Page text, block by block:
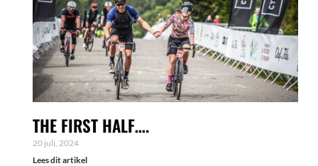
THE FIRST HALF….
20 juli, 2024
Lees dit artikel